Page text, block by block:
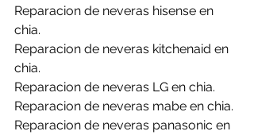
Reparacion de neveras hisense en
chia.
Reparacion de neveras kitchenaid en
chia.
Reparacion de neveras LG en chia.
Reparacion de neveras mabe en chia.
Reparacion de neveras panasonic en